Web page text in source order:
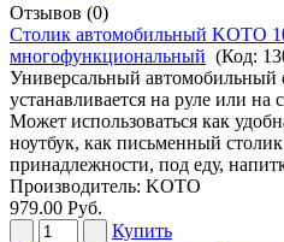
Отзывов (0)
Столик автомобильный KOTO
многофункциональный (Код:
Универсальный автомобильный
устанавливается на руле или на
Может использоваться как
ноутбук, как письменный
принадлежности, под еду,
Производитель: KOTO
979.00 Руб.
Купить